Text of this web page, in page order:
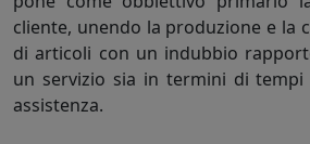
cliente, unendo la produzione e la
di articoli con un indubbio
un servizio sia in termini di tempi
assistenza.